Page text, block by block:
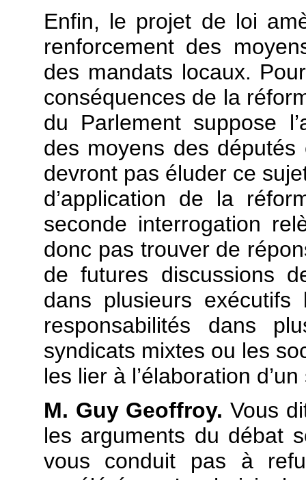
Enfin, le projet de loi
renforcement des
des mandats locaux.
conséquences de la
du Parlement suppose
des moyens des
devront pas éluder ce
d’application de la
seconde interrogation
donc pas trouver de
de futures discussions
dans plusieurs exécutifs
responsabilités dans
syndicats mixtes ou les
les lier à l’élaboration
M. Guy Geoffroy. Vous
les arguments du débat
vous conduit pas à